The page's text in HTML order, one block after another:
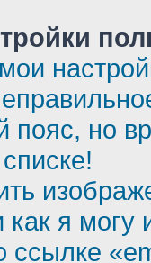
пояс, но
как я могу